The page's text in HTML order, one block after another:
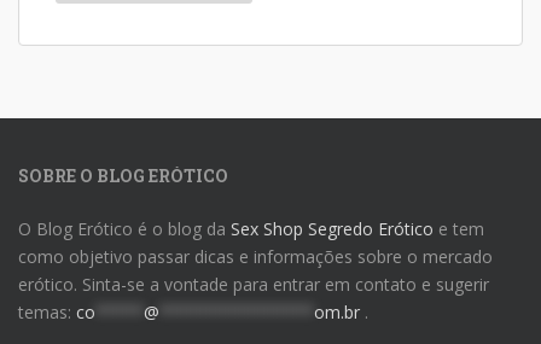
SOBRE O BLOG ERÓTICO
O Blog Erótico é o blog da Sex Shop Segredo Erótico e tem
como objetivo passar dicas e informações sobre o mercado
erótico. Sinta-se a vontade para entrar em contato e sugerir
temas: co @ om.br .